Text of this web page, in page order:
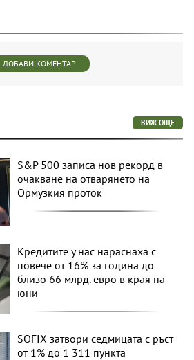
ДОБАВИ КОМЕНТАР
ВИЖ ОЩЕ
S&P 500 записа нов рекорд в
очакване на отварянето на
Ормузкия проток
Кредитите у нас нараснаха с
повече от 16% за година до
близо 66 млрд. евро в края на
юни
SOFIX затвори седмицата с ръст
от 1% до 1 311 пункта